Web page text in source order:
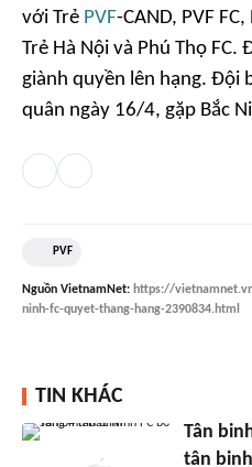
với Trẻ PVF-CAND, PVF
Trẻ Hà Nội và Phú Thọ FC.
giành quyền lên hạng. Đội
quân ngày 16/4, gặp Bắc
PVF
Nguồn VietnamNet: https://
ninh-fc-quyet-thang-hang-2390834.html
TIN KHÁC
Tân
tân binh